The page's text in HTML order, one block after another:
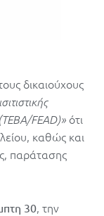
δικαιούχους
FEAD)» ότι
καθώς και
παράτασης
30, την